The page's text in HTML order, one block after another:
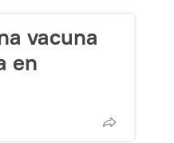
vacuna
en